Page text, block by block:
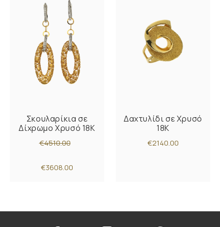
Σκουλαρίκια σε
Δίχρωμο Χρυσό 18K
€4510.00
€3608.00
Δαχτυλίδι σε Χρυσό
18K
€2140.00